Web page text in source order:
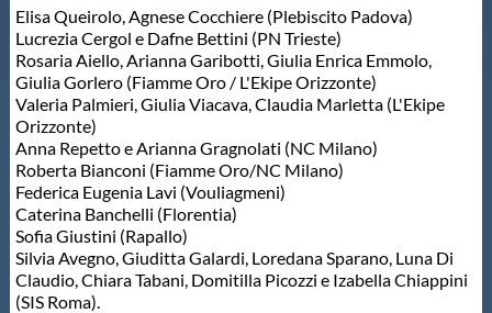
Salvamento
Master
Formazione
GUG
Scuole Nuoto
Elisa Queirolo, Agnese Cocchiere (Plebiscito Padova)
Lucrezia Cergol e Dafne Bettini (PN Trieste)
Rosaria Aiello, Arianna Garibotti, Giulia Enrica Emmolo,
Giulia Gorlero (Fiamme Oro / L'Ekipe Orizzonte)
Valeria Palmieri, Giulia Viacava, Claudia Marletta (L'Ekipe
Orizzonte)
Anna Repetto e Arianna Gragnolati (NC Milano)
Roberta Bianconi (Fiamme Oro/NC Milano)
Federica Eugenia Lavi (Vouliagmeni)
Caterina Banchelli (Florentia)
Sofia Giustini (Rapallo)
Silvia Avegno, Giuditta Galardi, Loredana Sparano, Luna Di
Claudio, Chiara Tabani, Domitilla Picozzi e Izabella Chiappini
(SIS Roma).